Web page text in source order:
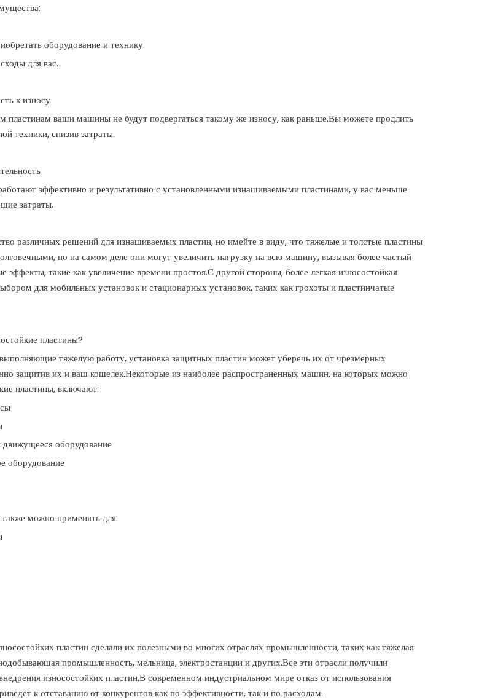
оборудование и технику.
для вас.
к износу
пластинам ваши машины не будут подвергаться такому же износу, как раньше.Вы можете продлить
техники, снизив затраты.
эффективно и результативно с установленными изнашиваемыми пластинами, у вас меньше
затраты.
различных решений для изнашиваемых пластин, но имейте в виду, что тяжелые и толстые пластины
но на самом деле они могут увеличить нагрузку на всю машину, вызывая более частый
эффекты, такие как увеличение времени простоя.С другой стороны, более легкая износостойкая
для мобильных установок и стационарных установок, таких как грохоты и пластинчатые
пластины?
тяжелую работу, установка защитных пластин может уберечь их от чрезмерных
защитив их и ваш кошелек.Некоторые из наиболее распространенных машин, на которых можно
пластины, включают:
оборудование
оборудование
можно применять для:
пластин сделали их полезными во многих отраслях промышленности, таких как тяжелая
промышленность, мельница, электростанции и других.Все эти отрасли получили
износостойких пластин.В современном индустриальном мире отказ от использования
к отставанию от конкурентов как по эффективности, так и по расходам.